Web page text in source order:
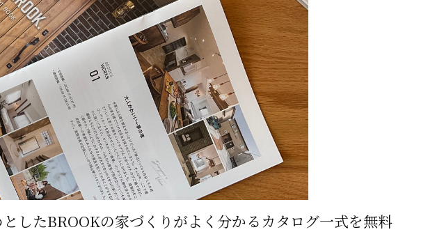
したBROOKの家づくりがよく分かるカタログ一式を無料